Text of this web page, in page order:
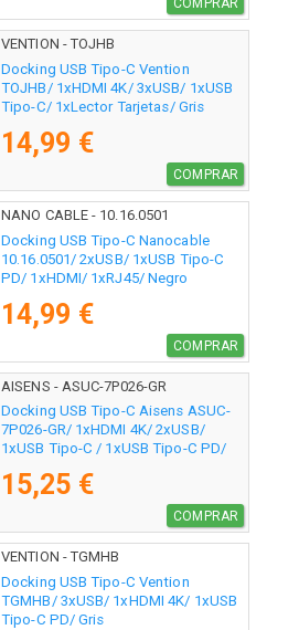
COMPRAR
VENTION - TOJHB
Docking USB Tipo-C Vention
TOJHB/ 1xHDMI 4K/ 3xUSB/ 1xUSB
Tipo-C/ 1xLector Tarjetas/ Gris
14,99 €
COMPRAR
NANO CABLE - 10.16.0501
Docking USB Tipo-C Nanocable
10.16.0501/ 2xUSB/ 1xUSB Tipo-C
PD/ 1xHDMI/ 1xRJ45/ Negro
14,99 €
COMPRAR
AISENS - ASUC-7P026-GR
Docking USB Tipo-C Aisens ASUC-
7P026-GR/ 1xHDMI 4K/ 2xUSB/
1xUSB Tipo-C / 1xUSB Tipo-C PD/
15,25 €
COMPRAR
VENTION - TGMHB
Docking USB Tipo-C Vention
TGMHB/ 3xUSB/ 1xHDMI 4K/ 1xUSB
Tipo-C PD/ Gris